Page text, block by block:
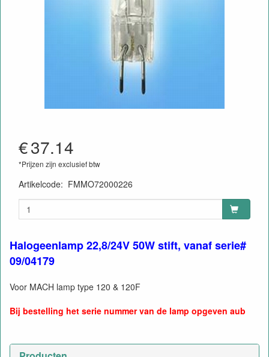
€37.14
*Prijzen zijn exclusief btw
Artikelcode: FMMO72000226
Halogeenlamp 22,8/24V 50W stift, vanaf serie#
09/04179
Voor MACH lamp type 120 & 120F
Bij bestelling het serie nummer van de lamp opgeven aub